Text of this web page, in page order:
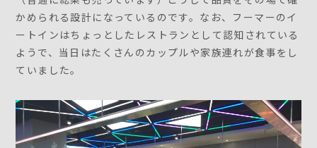
かめられる設計になっているのです。なお、フーマーのイ
ートインはちょっとしたレストランとして認知されている
ようで、当日はたくさんのカップルや家族連れが食事をし
ていました。